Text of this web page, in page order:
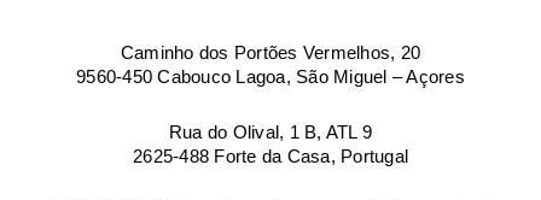
Caminho dos Portões Vermelhos, 20
9560-450 Cabouco Lagoa, São Miguel – Açores
Rua do Olival, 1 B, ATL 9
2625-488 Forte da Casa, Portugal